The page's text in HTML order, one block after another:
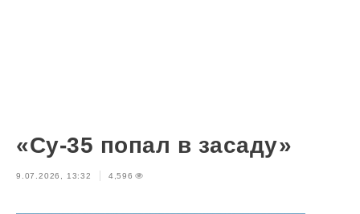
«Су-35 попал в засаду»
9.07.2026, 13:32 4,596